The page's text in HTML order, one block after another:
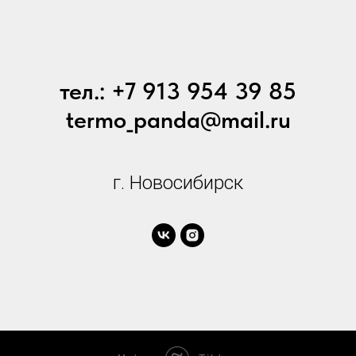
тел.: +7 913 954 39 85
termo_panda@mail.ru
г. Новосибирск